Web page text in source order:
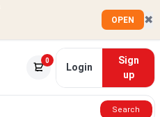
OPEN ✖
0
Login
Sign
up
Search